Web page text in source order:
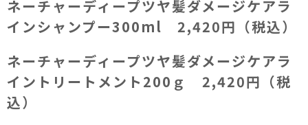
ネーチャーディープツヤ髪ダメージケアラ
インシャンプー300ml 2,420円（税込）
ネーチャーディープツヤ髪ダメージケアラ
イントリートメント200ｇ 2,420円（税
込）